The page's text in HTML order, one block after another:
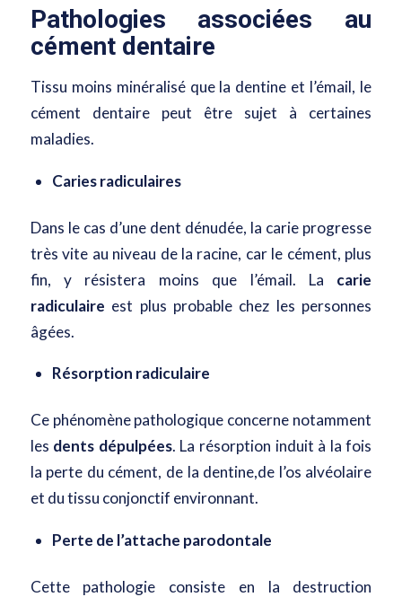
Pathologies associées au
cément dentaire
Tissu moins minéralisé que la dentine et l’émail, le
cément dentaire peut être sujet à certaines
maladies.
Caries radiculaires
Dans le cas d’une dent dénudée, la carie progresse
très vite au niveau de la racine, car le cément, plus
fin, y résistera moins que l’émail. La carie
radiculaire est plus probable chez les personnes
âgées.
Résorption radiculaire
Ce phénomène pathologique concerne notamment
les dents dépulpées. La résorption induit à la fois
la perte du cément, de la dentine,de l’os alvéolaire
et du tissu conjonctif environnant.
Perte de l’attache parodontale
Cette pathologie consiste en la destruction